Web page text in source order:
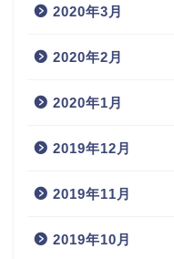
2020年3月
2020年2月
2020年1月
2019年12月
2019年11月
2019年10月